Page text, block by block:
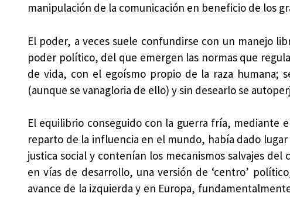
manipulación de la comunicación en beneficio de los
El poder, a veces suele confundirse con un manejo
poder político, del que emergen las normas que
de vida, con el egoísmo propio de la raza humana;
(aunque se vanagloria de ello) y sin desearlo se
El equilibrio conseguido con la guerra fría, mediante
reparto de la influencia en el mundo, había dado
justica social y contenían los mecanismos salvajes
en vías de desarrollo, una versión de ‘centro’
avance de la izquierda y en Europa,